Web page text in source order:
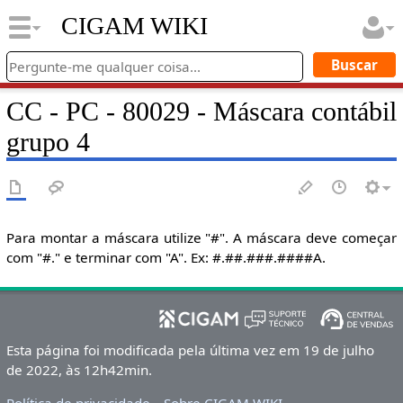
CIGAM WIKI
CC - PC - 80029 - Máscara contábil
grupo 4
Para montar a máscara utilize "#". A máscara deve começar
com "#." e terminar com "A". Ex: #.##.###.####A.
Esta página foi modificada pela última vez em 19 de julho
de 2022, às 12h42min.